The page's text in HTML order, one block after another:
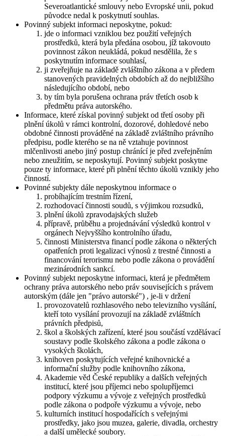
Severoatlantické smlouvy nebo Evropské unii, pokud
původce nedal k poskytnutí souhlas.
Povinný subjekt informaci neposkytne, pokud:
jde o informaci vzniklou bez použití veřejných
prostředků, která byla předána osobou, jíž takovouto
povinnost zákon neukládá, pokud nesdělila, že s
poskytnutím informace souhlasí,
ji zveřejňuje na základě zvláštního zákona a v předem
stanovených pravidelných obdobích až do nejbližšího
následujícího období, nebo
by tím byla porušena ochrana práv třetích osob k
předmětu práva autorského.
Informace, které získal povinný subjekt od třetí osoby při
plnění úkolů v rámci kontrolní, dozorové, dohledové nebo
obdobné činnosti prováděné na základě zvláštního právního
předpisu, podle kterého se na ně vztahuje povinnost
mlčenlivosti anebo jiný postup chránící je před zveřejněním
nebo zneužitím, se neposkytují. Povinný subjekt poskytne
pouze ty informace, které při plnění těchto úkolů vznikly jeho
činností.
Povinné subjekty dále neposkytnou informace o
probíhajícím trestním řízení,
rozhodovací činnosti soudů, s výjimkou rozsudků,
plnění úkolů zpravodajských služeb
přípravě, průběhu a projednávání výsledků kontrol v
orgánech Nejvyššího kontrolního úřadu,
činnosti Ministerstva financí podle zákona o některých
opatřeních proti legalizaci výnosů z trestné činnosti a
financování terorismu nebo podle zákona o provádění
mezinárodních sankcí.
Povinný subjekt neposkytne informaci, která je předmětem
ochrany práva autorského nebo práv souvisejících s právem
autorským (dále jen "právo autorské") , je-li v držení
provozovatelů rozhlasového nebo televizního vysílání,
kteří toto vysílání provozují na základě zvláštních
právních předpisů,
škol a školských zařízení, které jsou součástí vzdělávací
soustavy podle školského zákona a podle zákona o
vysokých školách,
knihoven poskytujících veřejné knihovnické a
informační služby podle knihovního zákona,
Akademie věd České republiky a dalších veřejných
institucí, které jsou příjemci nebo spolupříjemci
podpory výzkumu a vývoje z veřejných prostředků
podle zákona o podpoře výzkumu a vývoje, nebo
kulturních institucí hospodařících s veřejnými
prostředky, jako jsou muzea, galerie, divadla, orchestry
a další umělecké soubory.